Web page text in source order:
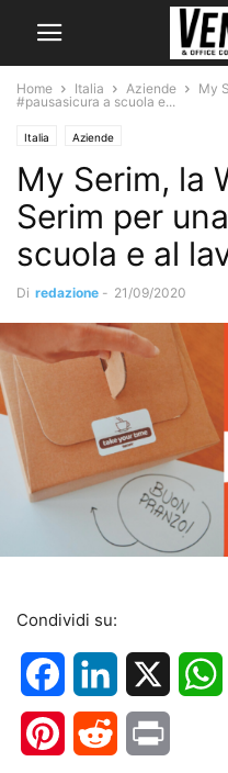
Home Italia Aziende
My
#pausasicura a scuola e...
Italia Aziende
My Serim, la
Serim per
scuola e al
Di redazione - 21/09/2020
Condividi su:
FacebookLinkedIn
PinterestReddit